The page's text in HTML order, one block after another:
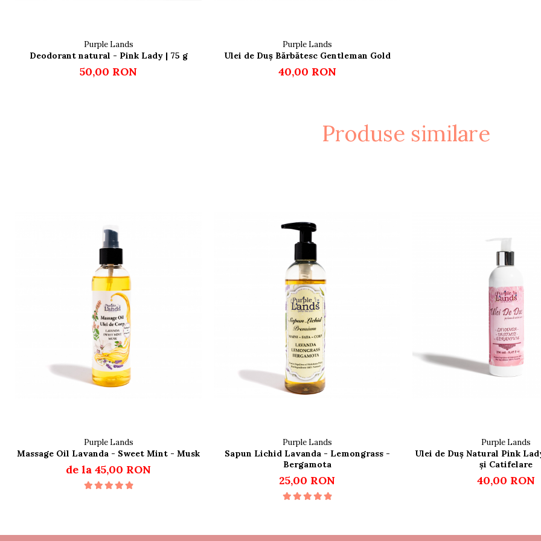
Purple Lands
Deodorant natural - Pink Lady | 75 g
50,00 RON
Purple Lands
Ulei de Duș Bărbătesc Gentleman Gold
40,00 RON
Produse similare
Purple Lands
Massage Oil Lavanda - Sweet Mint - Musk
de la 45,00 RON
Purple Lands
Sapun Lichid Lavanda - Lemongrass -
Bergamota
25,00 RON
Purple Lands
Ulei de Duș Natural Pink
și Catifelare
40,00 RON